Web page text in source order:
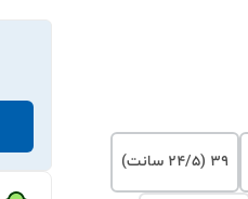
۳۹ (۲۴/۵ سانت)